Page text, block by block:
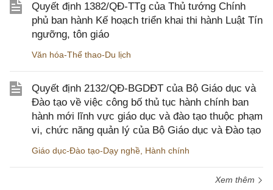
Quyết định 1382/QĐ-TTg của Thủ tướng Chính
phủ ban hành Kế hoạch triển khai thi hành Luật Tín
ngưỡng, tôn giáo
Văn hóa-Thể thao-Du lịch
Quyết định 2132/QĐ-BGDĐT của Bộ Giáo dục và
Đào tạo về việc công bố thủ tục hành chính ban
hành mới lĩnh vực giáo dục và đào tạo thuộc phạm
vi, chức năng quản lý của Bộ Giáo dục và Đào tạo
Giáo dục-Đào tạo-Dạy nghề Hành chính
Xem thêm